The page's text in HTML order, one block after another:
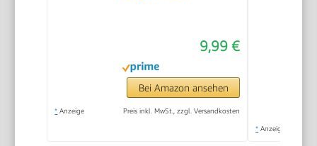
9,99 €
Bei Amazon ansehen
* Anzeige Preis inkl. MwSt., zzgl. Versandkosten
* Anzeige